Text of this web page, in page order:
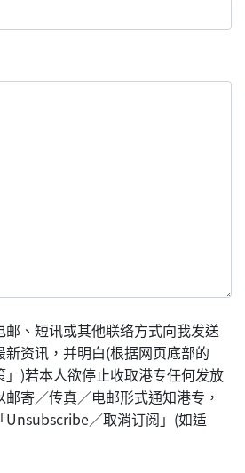
、短讯或其他联络方式向我发送
资讯，并明白(根据网页底部的
」)若本人欲停止收取港专任何发放
寄／传真／电邮形式通知港专，
Unsubscribe／取消订阅」(如适